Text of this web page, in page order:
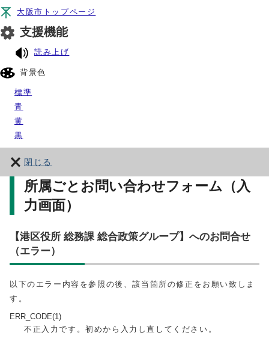
大阪市トップページ
支援機能
読み上げ
背景色
標準
青
黄
黒
閉じる
所属ごとお問い合わせフォーム（入
力画面）
【港区役所 総務課 総合政策グループ】へのお問合せ
（エラー）
以下のエラー内容を参照の後、該当箇所の修正をお願い致しま
す。
ERR_CODE(1)
不正入力です。初めから入力し直してください。